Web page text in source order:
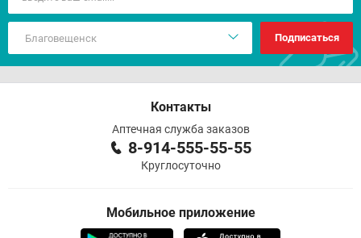
Подписаться
Контакты
Аптечная служба заказов
8-914-555-55-55
Круглосуточно
Мобильное приложение